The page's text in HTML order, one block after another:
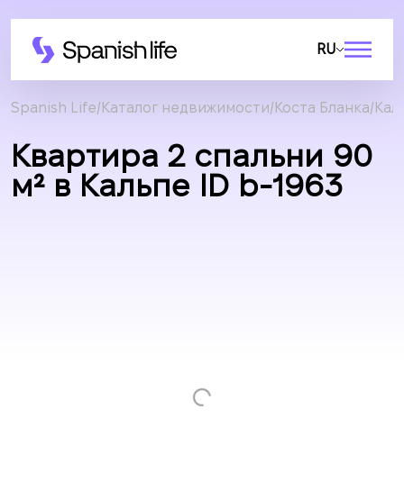
RU
Spanish Life Каталог недвижимости Коста Бланка
Квартира 2 спальни 90
м² в Кальпе ID b-1963